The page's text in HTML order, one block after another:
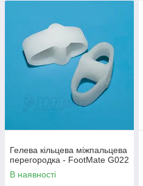
Гелева кільцева міжпальцева
перегородка - FootMate G022
В наявності